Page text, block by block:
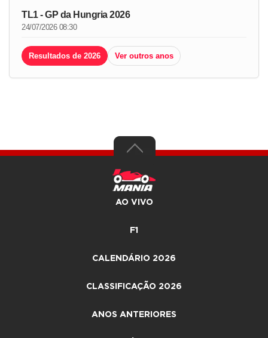
TL1 - GP da Hungria 2026
24/07/2026 08:30
Resultados de 2026 Ver outros anos
AO VIVO
F1
CALENDÁRIO 2026
CLASSIFICAÇÃO 2026
ANOS ANTERIORES